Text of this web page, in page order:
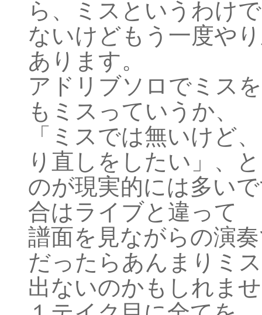
ら、ミスというわけ
ないけどもう一度や
あります。
アドリブソロでミス
もミスっていうか、
「ミスでは無いけど
り直しをしたい」、
のが現実的には多い
合はライブと違って
譜面を見ながらの演
だったらあんまりミ
出ないのかもしれま